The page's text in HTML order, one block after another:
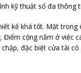
kỹ thuật số đa thông
kế khá tốt. Mặt trong
Điểm cộng nằm ở việc
đặc biệt cửa tài